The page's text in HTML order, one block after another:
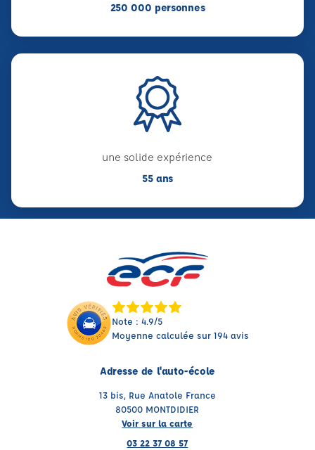
250 000 personnes
une solide expérience
55 ans
Note : 4.9/5
Moyenne calculée sur 194 avis
Adresse de l'auto-école
13 bis, Rue Anatole France
80500 MONTDIDIER
Voir sur la carte
03 22 37 08 57